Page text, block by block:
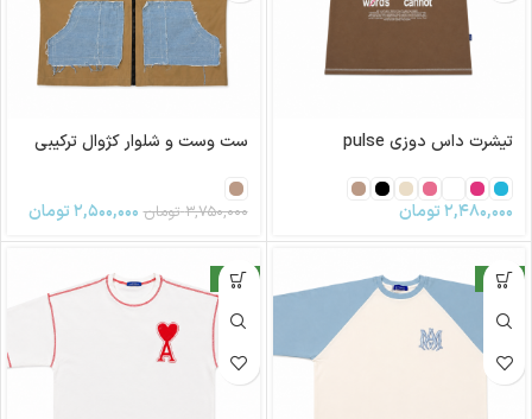
تیشرت داس دوزی pulse
۲,۴۸۰,۰۰۰تومان
ست وست و شلوار کژوال ترکیبی
۳,۷۵۰,۰۰۰ تومان ۲,۵۰۰,۰۰۰تومان
جدید جدید